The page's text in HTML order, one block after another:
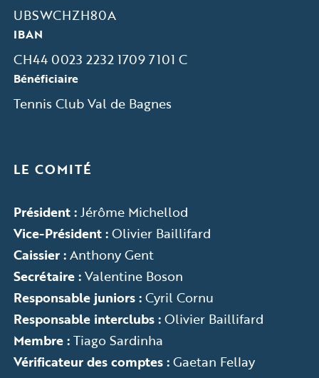
UBSWCHZH80A
IBAN
CH44 0023 2232 1709 7101 C
Bénéficiaire
Tennis Club Val de Bagnes
LE COMITÉ
Président :Jérôme Michellod
Vice-Président :Olivier Baillifard
Caissier :Anthony Gent
Secrétaire :Valentine Boson
Responsable juniors :Cyril Cornu
Responsable interclubs :Olivier Baillifard
Membre :Tiago Sardinha
Vérificateur des comptes :Gaetan Fellay